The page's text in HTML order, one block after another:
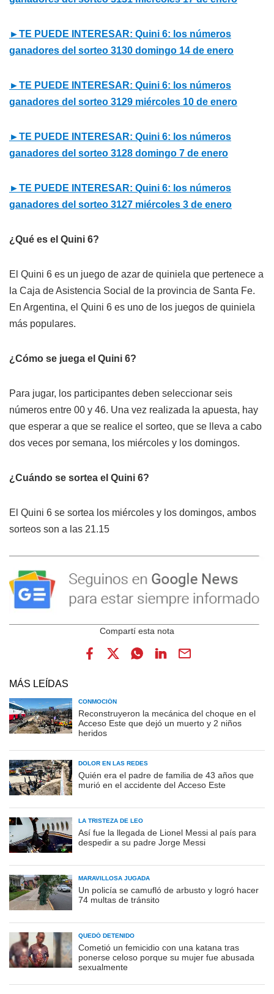
►TE PUEDE INTERESAR: Quini 6: los números
ganadores del sorteo 3130 domingo 14 de enero
►TE PUEDE INTERESAR: Quini 6: los números
ganadores del sorteo 3129 miércoles 10 de enero
►TE PUEDE INTERESAR: Quini 6: los números
ganadores del sorteo 3128 domingo 7 de enero
►TE PUEDE INTERESAR: Quini 6: los números
ganadores del sorteo 3127 miércoles 3 de enero
¿Qué es el Quini 6?
El Quini 6 es un juego de azar de quiniela que pertenece a
la Caja de Asistencia Social de la provincia de Santa Fe.
En Argentina, el Quini 6 es uno de los juegos de quiniela
más populares.
¿Cómo se juega el Quini 6?
Para jugar, los participantes deben seleccionar seis
números entre 00 y 46. Una vez realizada la apuesta, hay
que esperar a que se realice el sorteo, que se lleva a cabo
dos veces por semana, los miércoles y los domingos.
¿Cuándo se sortea el Quini 6?
El Quini 6 se sortea los miércoles y los domingos, ambos
sorteos son a las 21.15
MÁS LEÍDAS
CONMOCIÓN
Reconstruyeron la mecánica del choque en el
Acceso Este que dejó un muerto y 2 niños
heridos
DOLOR EN LAS REDES
Quién era el padre de familia de 43 años que
murió en el accidente del Acceso Este
LA TRISTEZA DE LEO
Así fue la llegada de Lionel Messi al país para
despedir a su padre Jorge Messi
MARAVILLOSA JUGADA
Un policía se camufló de arbusto y logró hacer
74 multas de tránsito
QUEDÓ DETENIDO
Cometió un femicidio con una katana tras
ponerse celoso porque su mujer fue abusada
sexualmente